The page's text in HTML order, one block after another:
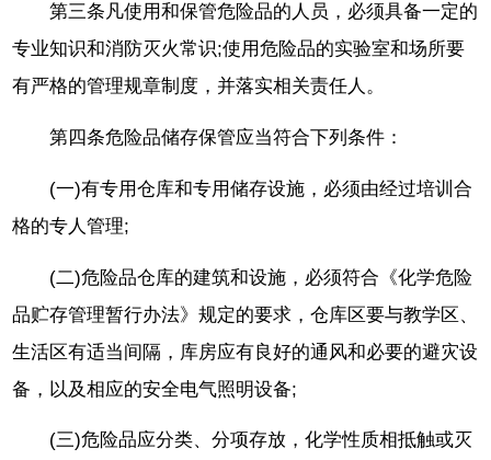
第三条凡使用和保管危险品的人员，必须具备一定的
专业知识和消防灭火常识;使用危险品的实验室和场所要
有严格的管理规章制度，并落实相关责任人。
第四条危险品储存保管应当符合下列条件：
(一)有专用仓库和专用储存设施，必须由经过培训合
格的专人管理;
(二)危险品仓库的建筑和设施，必须符合《化学危险
品贮存管理暂行办法》规定的要求，仓库区要与教学区、
生活区有适当间隔，库房应有良好的通风和必要的避灾设
备，以及相应的安全电气照明设备;
(三)危险品应分类、分项存放，化学性质相抵触或灭